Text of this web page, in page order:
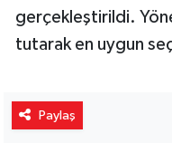
gerçekleştirildi.
tutarak en uygun
Paylaş